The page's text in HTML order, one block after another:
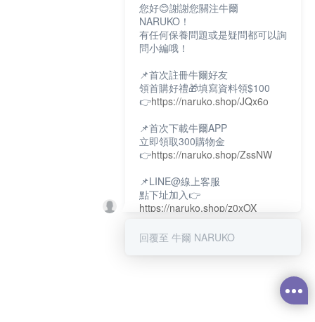
您好😊謝謝您關注牛爾
NARUKO！
有任何保養問題或是疑問都可以詢
問小編哦！
📌首次註冊牛爾好友
領首購好禮🎁填寫資料領$100
👉https://naruko.shop/JQx6o
📌首次下載牛爾APP
立即領取300購物金
👉https://naruko.shop/ZssNW
📌LINE@線上客服
點下址加入👉
https://naruko.shop/z0xOX
📌電話客服：02-26581707
回覆至 牛爾 NARUKO